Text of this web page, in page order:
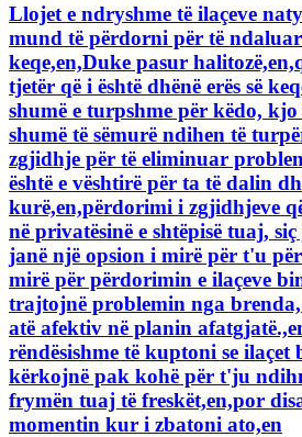
Llojet e ndryshme të ilaçeve
mund të përdorni për të ndaluar
keqe,en,Duke pasur
tjetër që i është dhënë erës së
shumë e turpshme për këdo, kjo
shumë të sëmurë ndihen të
zgjidhje për të eliminuar
është e vështirë për ta të dalin
kurë,en,përdorimi i zgjidhjeve
në privatësinë e shtëpisë tuaj,
janë një opsion i mirë për t'u
mirë për përdorimin e ilaçeve
trajtojnë problemin nga brenda,
atë afektiv në planin
rëndësishme të kuptoni se ilaçet
kërkojnë pak kohë për t'ju
frymën tuaj të freskët,en,por
momentin kur i zbatoni ato,en